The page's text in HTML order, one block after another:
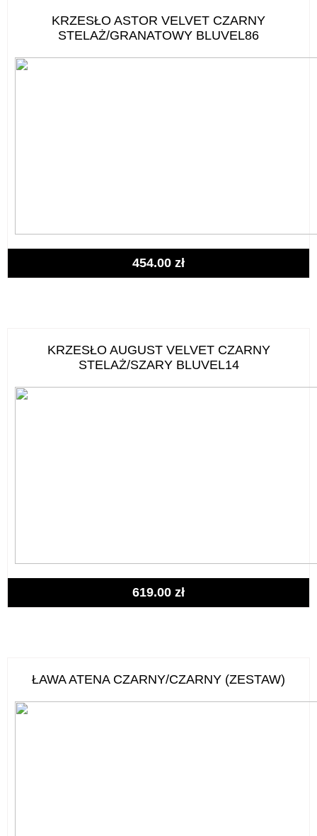
KRZESŁO ASTOR VELVET CZARNY
STELAŻ/GRANATOWY BLUVEL86
454.00 zł
KRZESŁO AUGUST VELVET CZARNY
STELAŻ/SZARY BLUVEL14
619.00 zł
ŁAWA ATENA CZARNY/CZARNY (ZESTAW)